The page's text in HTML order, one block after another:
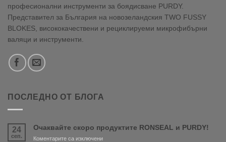
професионални инструменти за боядисване PURDY.
Представител за България на новозеландския TWO FUSSY
BLOKES, висококачествени и рециклируеми микрофибърни
валяци и инструменти.
ПОСЛЕДНО ОТ БЛОГА
24
сеп.
Очаквайте скоро продуктите RONSEAL и PURDY!
Коментарите са изключениза